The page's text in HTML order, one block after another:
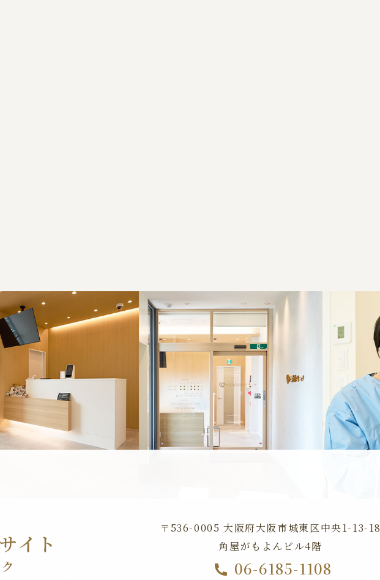
〒536-0005 大阪府大阪市城東区中央1-13-18
角屋がもよんビル4階
06-6185-1108